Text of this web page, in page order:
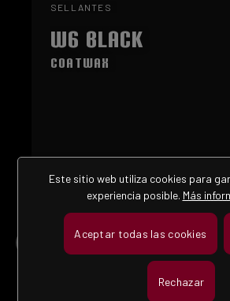
SELLANTES
W6 Black
Coatwax
Este sitio web utiliza cookies para
experiencia posible. Más
Aceptar todas las cookies
Rechazar